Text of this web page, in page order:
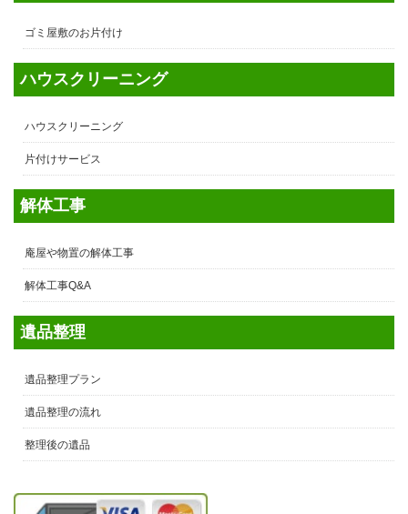
ゴミ屋敷のお片付け
ハウスクリーニング
ハウスクリーニング
片付けサービス
解体工事
庵屋や物置の解体工事
解体工事Q&A
遺品整理
遺品整理プラン
遺品整理の流れ
整理後の遺品